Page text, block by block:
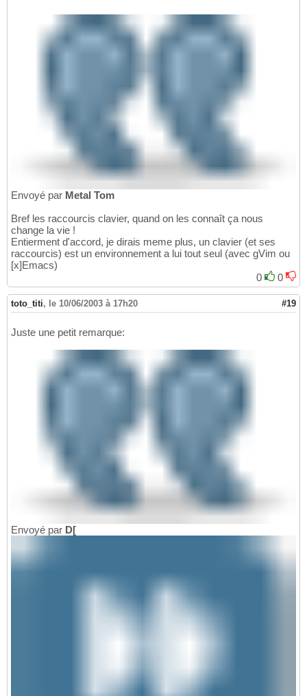
Envoyé par Metal Tom
Bref les raccourcis clavier, quand on les connaît ça nous
change la vie !
Entierment d'accord, je dirais meme plus, un clavier (et ses
raccourcis) est un environnement a lui tout seul (avec gVim ou
[x]Emacs)
0
0
toto_titi, le 10/06/2003 à 17h20 #19
Juste une petit remarque:
Envoyé par D[